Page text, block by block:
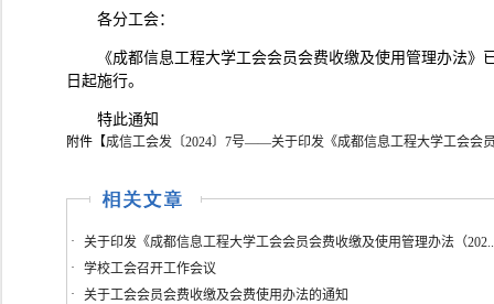
各分工会：
《成都信息工程大学工会会员会费收缴及使用管理办法
日起施行。
特此通知
附件【成信工会发〔2024〕7号——关于印发《成都信息工程大学工会会
·
关于印发《成都信息工程大学工会会员会费收缴及使用管理办法（
·
学校工会召开工作会议
·
关于工会会员会费收缴及会费使用办法的通知